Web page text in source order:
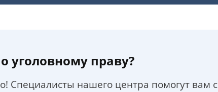
уголовному праву?
Специалисты нашего центра помогут вам с